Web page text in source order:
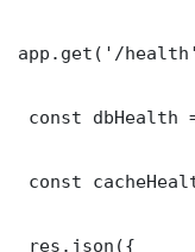
app.get('/
const dbHealth
const
res.json({